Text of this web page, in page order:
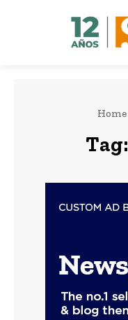
Home
Tag: